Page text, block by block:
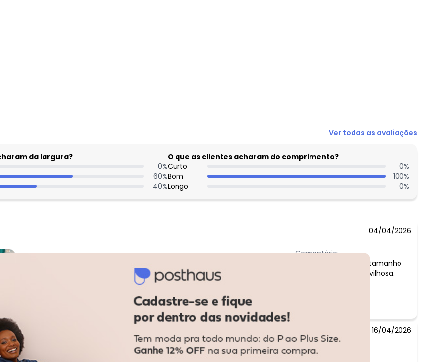
Ver todas as avaliações
da largura?
0%
60%
40%
O que as clientes acharam do comprimento?
Curto
0%
Bom
100%
Longo
0%
04/04/2026
Comentário:
Simplesmente amei, tamanho
perfeito, malha maravilhosa.
16/04/2026